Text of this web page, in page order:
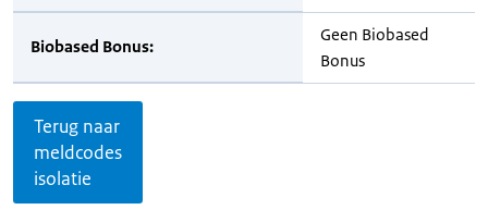
Biobased Bonus:
Geen Biobased
Bonus
Terug naar
meldcodes
isolatie